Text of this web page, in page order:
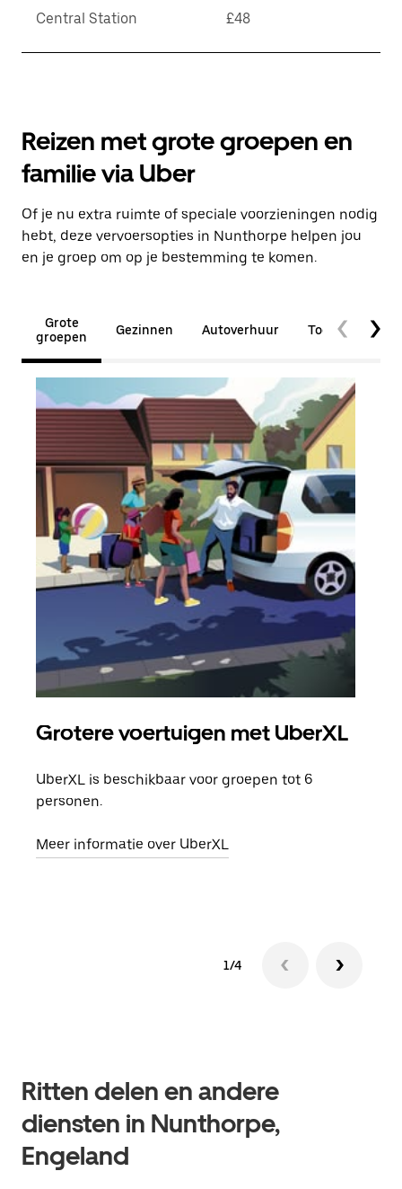
Central Station £48
Reizen met grote groepen en
familie via Uber
Of je nu extra ruimte of speciale voorzieningen nodig
hebt, deze vervoersopties in Nunthorpe helpen jou
en je groep om op je bestemming te komen.
Grote
groepen
Gezinnen Autoverhuur
Grotere voertuigen met UberXL
UberXL is beschikbaar voor groepen tot 6
personen.
Meer informatie over UberXL
1/4
Ritten delen en andere
diensten in Nunthorpe,
Engeland